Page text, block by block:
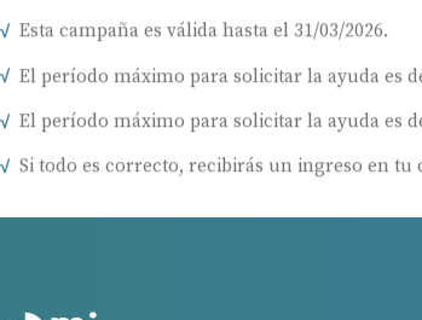
Esta campaña es válida hasta el 31/03/2026.
El período máximo para solicitar la ayuda es
El período máximo para solicitar la ayuda es
Si todo es correcto, recibirás un ingreso en tu